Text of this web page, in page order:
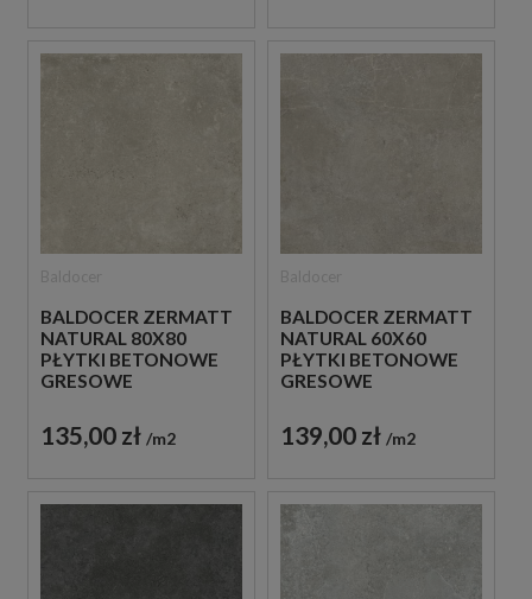
BALDOCER ZERMATT
NATURAL 80X80
PŁYTKI BETONOWE
GRESOWE
135,00 zł m2
BALDOCER ZERMATT
NATURAL 60X60
PŁYTKI BETONOWE
GRESOWE
139,00 zł m2